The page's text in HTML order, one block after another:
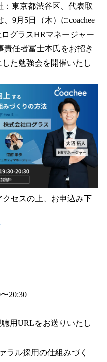
：東京都渋谷区、代表取
9月5日（木）にcoachee
グラスHRマネージャー
責任者冨士本氏をお招き
た勉強会を開催いたし
セスの上、お申込み下
20:30
用URLをお送りいたし
ラル採用の仕組みづく